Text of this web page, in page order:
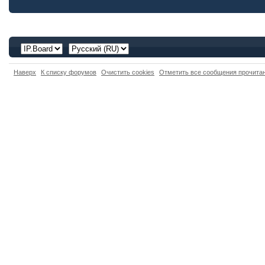
Наверх К списку форумов Очистить cookies Отметить все сообщения